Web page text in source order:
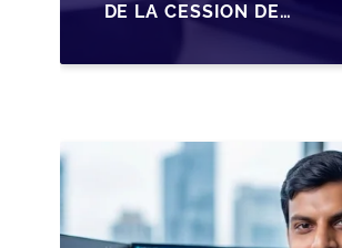
DE LA CESSION DE
LES DIRIGEANTS DE